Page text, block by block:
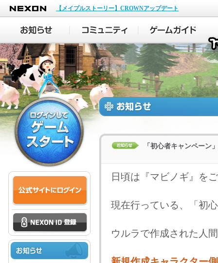
NEXON
【メイプルストーリー】CROWNアップデート
「初心者キャンペーン
日頃は『マビノギ』を
現在行っている、「初
ウルラで作成された人